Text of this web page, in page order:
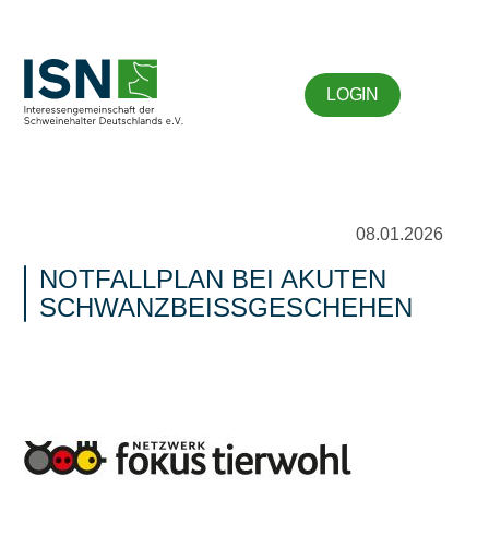
LOGIN
08.01.2026
NOTFALLPLAN BEI AKUTEN
SCHWANZBEISSGESCHEHEN